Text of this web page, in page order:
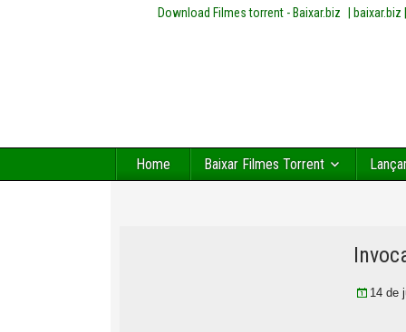
Download Filmes torrent - Baixar.biz |
Home Baixar Filmes Torrent
14 de